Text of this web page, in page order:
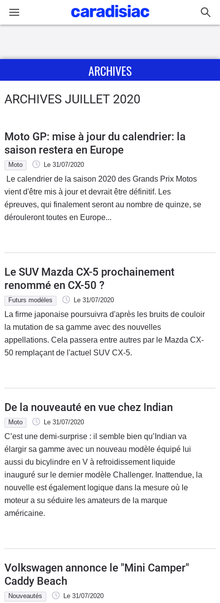
Actu
Guide
d'achat
Electriques
Utilitaires
Services
Forum
Moto
Marques
ARCHIVES
ARCHIVES JUILLET 2020
Moto GP: mise à jour du calendrier: la
saison restera en Europe
Moto Le 31/07/2020
Le calendrier de la saison 2020 des Grands Prix Motos
vient d'être mis à jour et devrait être définitif. Les
épreuves, qui finalement seront au nombre de quinze, se
dérouleront toutes en Europe...
Le SUV Mazda CX-5 prochainement
renommé en CX-50 ?
Futurs modèles Le 31/07/2020
La firme japonaise poursuivra d'après les bruits de couloir
la mutation de sa gamme avec des nouvelles
appellations. Cela passera entre autres par le Mazda CX-
50 remplaçant de l'actuel SUV CX-5.
De la nouveauté en vue chez Indian
Moto Le 31/07/2020
C’est une demi-surprise : il semble bien qu’Indian va
élargir sa gamme avec un nouveau modèle équipé lui
aussi du bicylindre en V à refroidissement liquide
inauguré sur le dernier modèle Challenger. Inattendue, la
nouvelle est également logique dans la mesure où le
moteur a su séduire les amateurs de la marque
américaine.
Volkswagen annonce le "Mini Camper"
Caddy Beach
Nouveautés Le 31/07/2020